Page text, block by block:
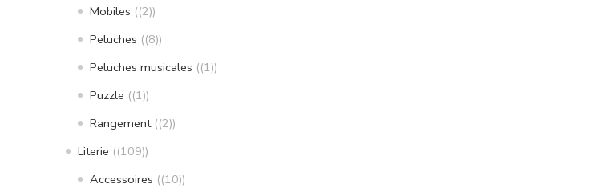
Mobiles (2)
Peluches (8)
Peluches musicales (1)
Puzzle (1)
Rangement (2)
Literie (109)
Accessoires (10)